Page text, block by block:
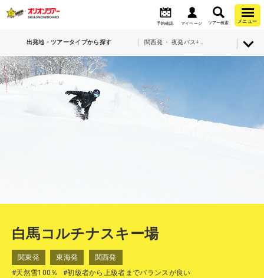
予約確認 マイページ ツアー検索 メニュー
出発地・ツアータイプから探す
白馬コルチナスキー場
関東発 東海発
関西発
#天然雪100％
#初級者から上級者までバランスが良い